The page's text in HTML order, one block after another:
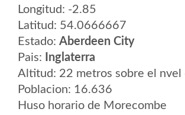
Longitud: -2.85
Latitud: 54.0666667
Estado: Aberdeen City
Pais:
Inglaterra
Altitud: 22 metros sobre el nvel
Poblacion: 16.636
Huso horario de Morecombe